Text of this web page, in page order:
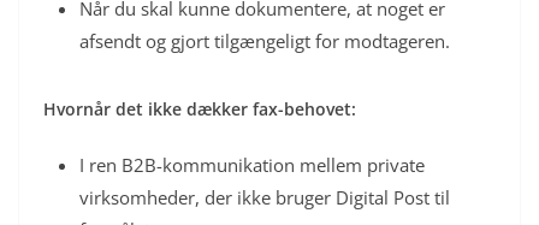
Når du skal kunne dokumentere, at noget er
afsendt og gjort tilgængeligt for modtageren.
Hvornår det ikke dækker fax-behovet:
I ren B2B-kommunikation mellem private
virksomheder, der ikke bruger Digital Post til